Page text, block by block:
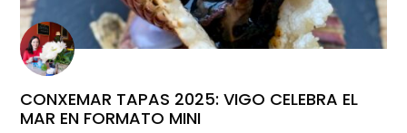
CONXEMAR TAPAS 2025: VIGO CELEBRA EL
MAR EN FORMATO MINI